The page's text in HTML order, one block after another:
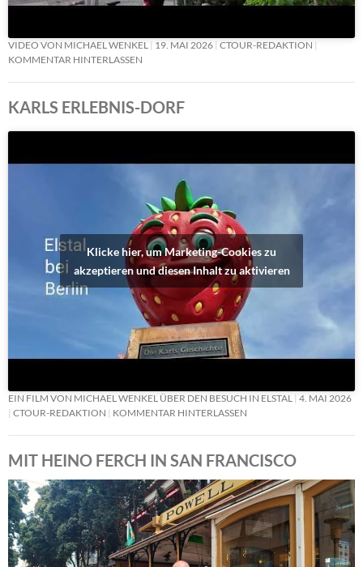
VIDEO VON MICHAEL WENKEL 19. MAI 2026 CTOUR-REDAKTION
KOMMENTAR HINTERLASSEN
KARLS ERLEBNIS-DORF
Klicke hier, um Marketing-Cookies zu
akzeptieren und diesen Inhalt zu aktivieren
EIN FILM VON MICHAEL WENKEL ÜBER DEN BESUCH IN ELSTAL
4. MAI 2026
CTOUR-REDAKTION
KOMMENTAR HINTERLASSEN
MIT HEINO FERCH IN SAN FRANCISCO